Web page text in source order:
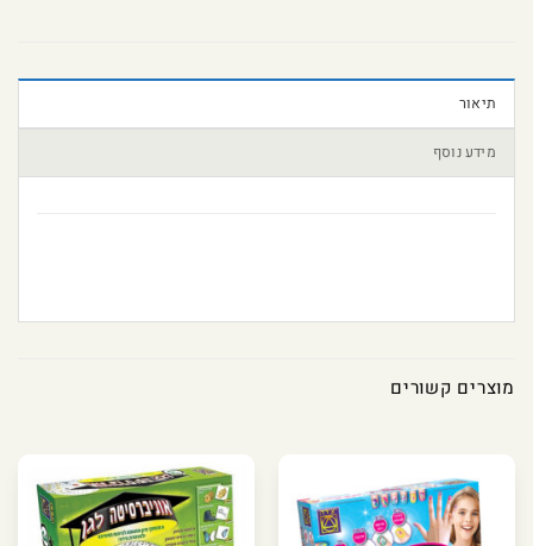
תיאור
מידע נוסף
מוצרים קשורים